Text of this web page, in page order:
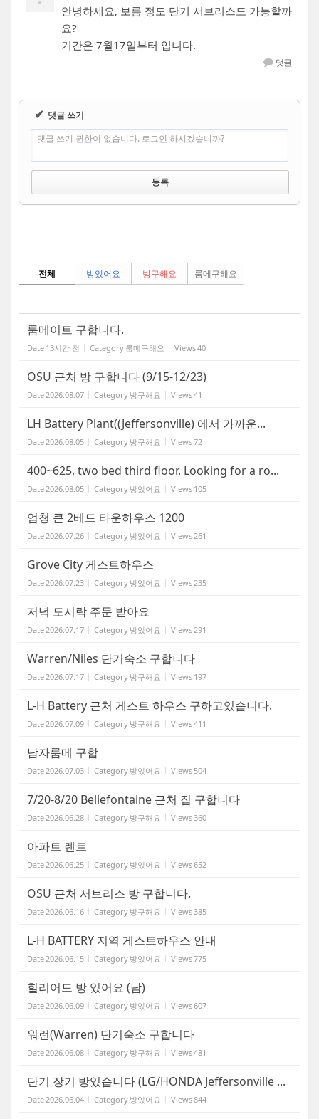
안녕하세요, 보름 정도 단기 서브리스도 가능할까
요?
기간은 7월17일부터 입니다.
댓글
✔ 댓글 쓰기
댓글 쓰기 권한이 없습니다. 로그인 하시겠습니까?
전체 방있어요 방구해요 룸메구해요
룸메이트 구합니다.
Date 13시간 전 Category 룸메구해요 Views40
OSU 근처 방 구합니다 (9/15-12/23)
Date 2026.08.07 Category 방구해요 Views41
LH Battery Plant((Jeffersonville) 에서 가까운...
Date 2026.08.05 Category 방구해요 Views72
400~625, two bed third floor. Looking for a ro...
Date 2026.08.05 Category 방있어요 Views 105
엄청 큰 2베드 타운하우스 1200
Date 2026.07.26 Category 방있어요 Views 261
Grove City 게스트하우스
Date 2026.07.23 Category 방있어요 Views 235
저녁 도시락 주문 받아요
Date 2026.07.17 Category 방있어요 Views 291
Warren/Niles 단기숙소 구합니다
Date 2026.07.17 Category 방구해요 Views 197
L-H Battery 근처 게스트 하우스 구하고있습니다.
Date 2026.07.09 Category 방구해요 Views411
남자룸메 구합
Date 2026.07.03 Category 방있어요 Views 504
7/20-8/20 Bellefontaine 근처 집 구합니다
Date 2026.06.28 Category 방구해요 Views 360
아파트 렌트
Date 2026.06.25 Category 방있어요 Views652
OSU 근처 서브리스 방 구합니다.
Date 2026.06.16 Category 방구해요 Views 385
L-H BATTERY 지역 게스트하우스 안내
Date 2026.06.15 Category 방있어요 Views775
힐리어드 방 있어요 (남)
Date 2026.06.09 Category 방있어요 Views607
워런(Warren) 단기숙소 구합니다
Date 2026.06.08 Category 방구해요 Views481
단기 장기 방있습니다 (LG/HONDA Jeffersonville ...
Date 2026.06.04 Category 방있어요 Views844